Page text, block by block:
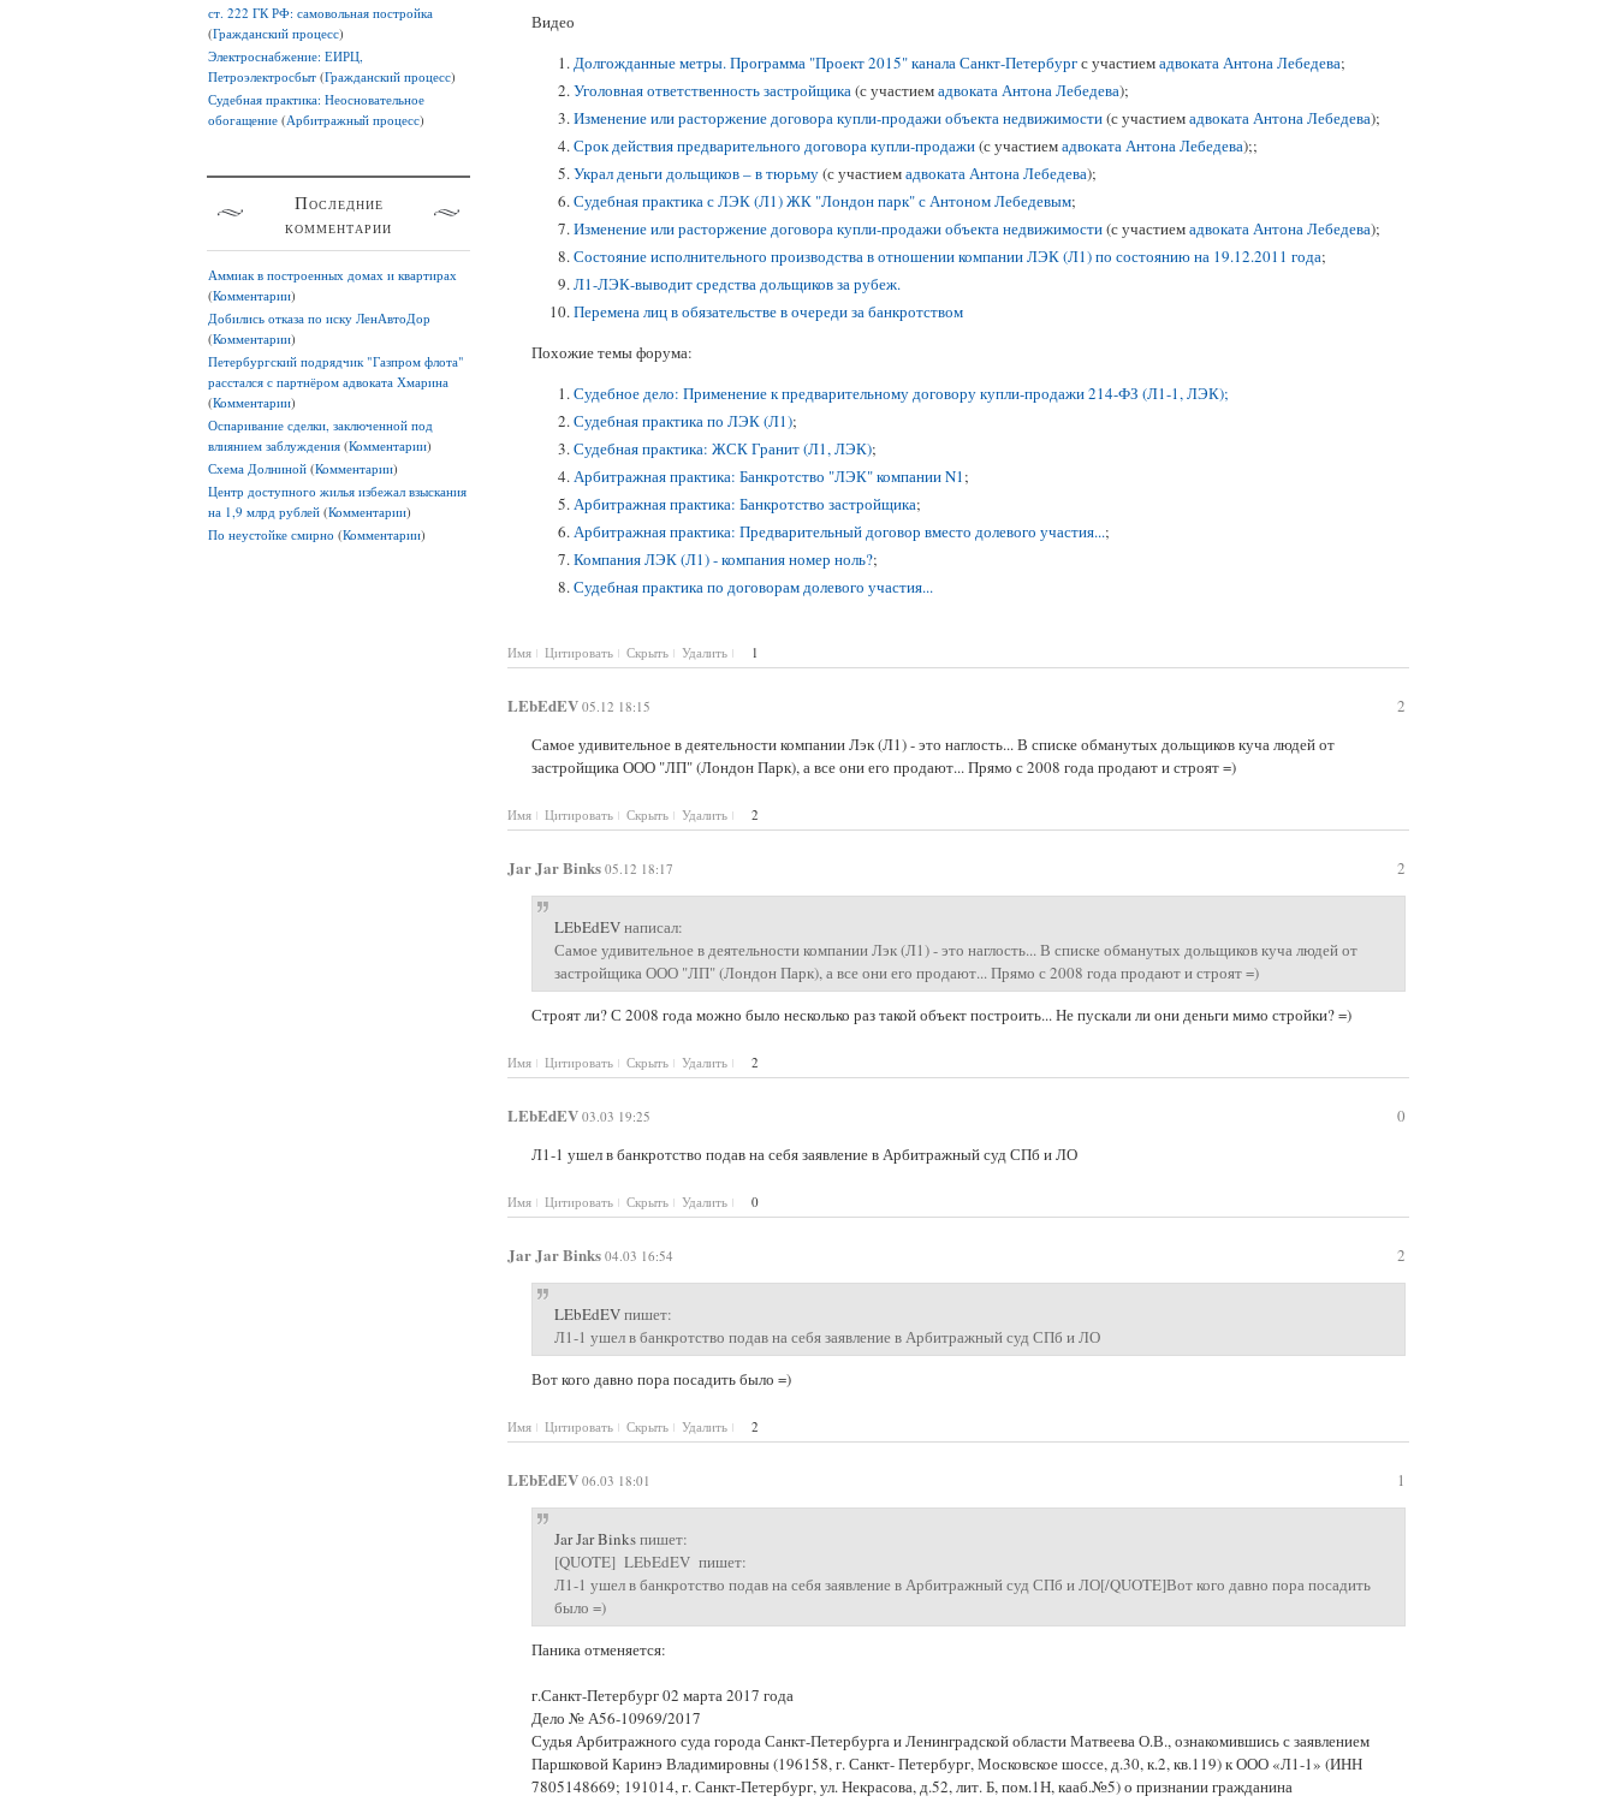
Видео
Долгожданные метры. Программа "Проект 2015" канала Санкт-Петербургс участиемадвоката Антона Лебедева;
Уголовная ответственность застройщика (с участиемадвоката Антона Лебедева);
Изменение или расторжение договора купли-продажи объекта недвижимости(с участиемадвоката Антона Лебедева);
Срок действия предварительного договора купли-продажи(с участиемадвоката Антона Лебедева);;
Украл деньги дольщиков – в тюрьму(с участиемадвоката Антона Лебедева);
Судебная практика с ЛЭК (Л1) ЖК "Лондон парк" с Антоном Лебедевым;
Изменение или расторжение договора купли-продажи объекта недвижимости(с участиемадвоката Антона Лебедева);
Состояние исполнительного производства в отношении компании ЛЭК (Л1) по состоянию на 19.12.2011 года;
Л1-ЛЭК-выводит средства дольщиков за рубеж.
Перемена лиц в обязательстве в очереди за банкротством
Похожие темы форума:
Судебное дело: Применение к предварительному договору купли-продажи 214-ФЗ (Л1-1, ЛЭК);
Судебная практика по ЛЭК (Л1);
Судебная практика: ЖСК Гранит (Л1, ЛЭК);
Арбитражная практика: Банкротство "ЛЭК" компании N1 ;
Арбитражная практика: Банкротство застройщика;
Арбитражная практика: Предварительный договор вместо долевого участия...;
Компания ЛЭК (Л1) - компания номер ноль?;
Судебная практика по договорам долевого участия...
Имя Цитировать Скрыть Удалить 1
2
LEbEdEV 05.12 18:15
Самое удивительное в деятельности компании Лэк (Л1) - это наглость... В списке обманутых дольщиков куча людей от
застройщика ООО "ЛП" (Лондон Парк), а все они его продают... Прямо с 2008 года продают и строят =)
Имя Цитировать Скрыть Удалить 2
2
Jar Jar Binks 05.12 18:17
LEbEdEVнаписал:
Самое удивительное в деятельности компании Лэк (Л1) - это наглость... В списке обманутых дольщиков куча людей от
застройщика ООО "ЛП" (Лондон Парк), а все они его продают... Прямо с 2008 года продают и строят =)
Строят ли? С 2008 года можно было несколько раз такой объект построить... Не пускали ли они деньги мимо стройки? =)
Имя Цитировать Скрыть Удалить 2
0
LEbEdEV 03.03 19:25
Л1-1 ушел в банкротство подав на себя заявление в Арбитражный суд СПб и ЛО
Имя Цитировать Скрыть Удалить 0
2
Jar Jar Binks 04.03 16:54
LEbEdEVпишет:
Л1-1 ушел в банкротство подав на себя заявление в Арбитражный суд СПб и ЛО
Вот кого давно пора посадить было =)
Имя Цитировать Скрыть Удалить 2
1
LEbEdEV 06.03 18:01
Jar Jar Binksпишет:
[QUOTE] LEbEdEV пишет:
Л1-1 ушел в банкротство подав на себя заявление в Арбитражный суд СПб и ЛО[/QUOTE]Вот кого давно пора посадить
было =)
Паника отменяется:
г.Санкт-Петербург 02 марта 2017 года
Дело № А56-10969/2017
Судья Арбитражного суда города Санкт-Петербурга и Ленинградской области Матвеева О.В., ознакомившись с заявлением
Паршковой Каринэ Владимировны (196158, г. Санкт- Петербург, Московское шоссе, д.30, к.2, кв.119) к ООО «Л1-1» (ИНН
7805148669; 191014, г. Санкт-Петербург, ул. Некрасова, д.52, лит. Б, пом.1Н, кааб.№5) о признании гражданина
ст. 222 ГК РФ: самовольная постройка
(Гражданский процесс)
Электроснабжение: ЕИРЦ,
Петроэлектросбыт (Гражданский процесс)
Судебная практика: Неосновательное
обогащение (Арбитражный процесс)
Последние
комментарии
Аммиак в построенных домах и квартирах
(Комментарии)
Добились отказа по иску ЛенАвтоДор
(Комментарии)
Петербургский подрядчик "Газпром флота"
расстался с партнёром адвоката Хмарина
(Комментарии)
Оспаривание сделки, заключенной под
влиянием заблуждения (Комментарии)
Схема Долниной (Комментарии)
Центр доступного жилья избежал взыскания
на 1,9 млрд рублей (Комментарии)
По неустойке смирно (Комментарии)